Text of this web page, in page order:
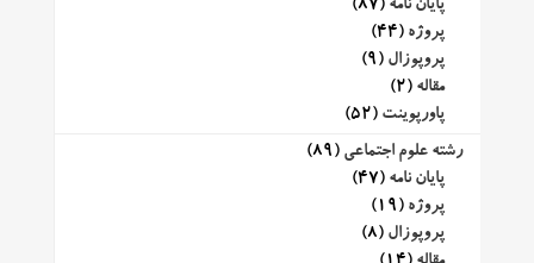
پایان نامه (87)
پروژه (44)
پروپوزال (9)
مقاله (2)
پاورپوینت (52)
رشته علوم اجتماعی (89)
پایان نامه (47)
پروژه (19)
پروپوزال (8)